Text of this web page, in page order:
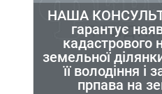
НАША
гарантує
кадастрового
земельної
її володіння і
прпава на